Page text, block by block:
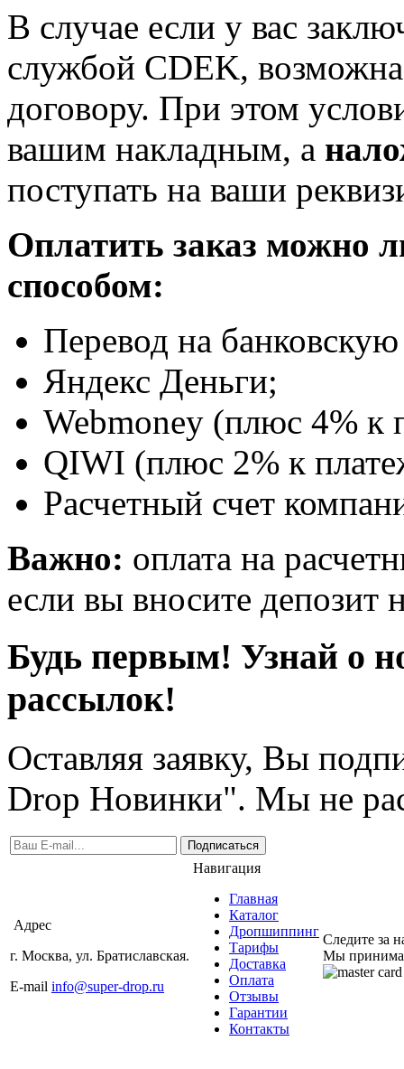
В случае если у вас
службой CDEK,
договору. При этом
вашим накладным, а
поступать на ваши
Оплатить заказ можно
способом:
Перевод на
Яндекс Деньги;
Webmoney (плюс 4% к
QIWI (плюс 2% к
Расчетный счет
Важно: оплата на
если вы вносите депозит
Будь первым! Узнай о
рассылок!
Оставляя заявку, Вы
Drop Новинки". Мы не
Подписаться
Адрес
г. Москва, ул. Братиславская.
E-mail info@super-drop.ru
Навигация
Главная
Каталог
Дропшиппинг
Тарифы
Доставка
Оплата
Отзывы
Гарантии
Контакты
Следите за
Мы